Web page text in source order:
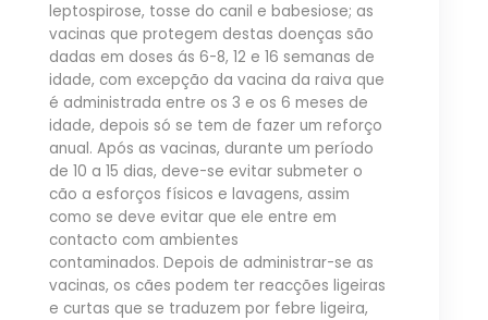
leptospirose, tosse do canil e babesiose; as
vacinas que protegem destas doenças são
dadas em doses ás 6-8, 12 e 16 semanas de
idade, com excepção da vacina da raiva que
é administrada entre os 3 e os 6 meses de
idade, depois só se tem de fazer um reforço
anual. Após as vacinas, durante um período
de 10 a 15 dias, deve-se evitar submeter o
cão a esforços físicos e lavagens, assim
como se deve evitar que ele entre em
contacto com ambientes
contaminados. Depois de administrar-se as
vacinas, os cães podem ter reacções ligeiras
e curtas que se traduzem por febre ligeira,